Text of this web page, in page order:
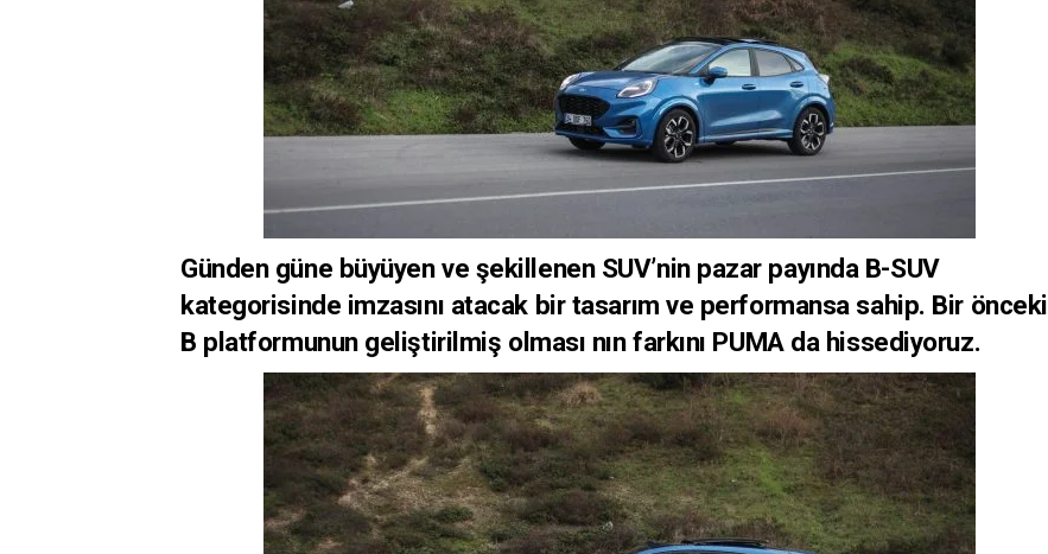
Günden güne büyüyen ve şekillenen SUV’nin pazar payında B-SUV
kategorisinde imzasını atacak bir tasarım ve performansa sahip. Bir önceki
B platformunun geliştirilmiş olması nın farkını PUMA da hissediyoruz.